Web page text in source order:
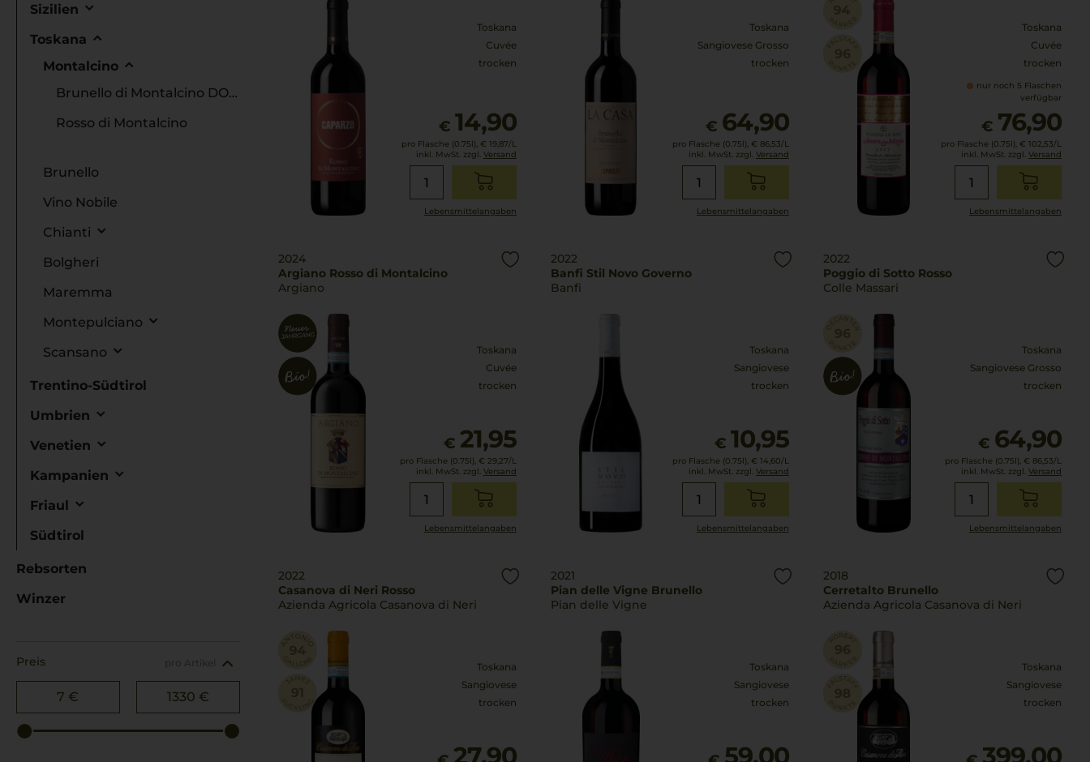
Sizilien
Toskana
Montalcino
Brunello di Montalcino DOCG
Rosso di Montalcino
Brunello
Vino Nobile
Chianti
Bolgheri
Maremma
Montepulciano
Scansano
Trentino-Südtirol
Umbrien
Venetien
Kampanien
Friaul
Südtirol
Rebsorten
Winzer
Preis
7 € 1330 €
Toskana
Cuvée
trocken
€ 14,90
pro Flasche (0.75l), € 19,87/L
inkl. MwSt. zzgl. Versand
Lebensmittel­angaben
Toskana
Sangiovese Grosso
trocken
€ 64,90
pro Flasche (0.75l), € 86,53/L
inkl. MwSt. zzgl. Versand
Lebensmittel­angaben
Toskana
Cuvée
trocken
nur noch 5 Flaschen
verfügbar
€ 76,90
pro Flasche (0.75l), € 102,53/L
inkl. MwSt. zzgl. Versand
Lebensmittel­angaben
2024
Argiano Rosso di Montalcino
Argiano
Toskana
Cuvée
trocken
€ 21,95
pro Flasche (0.75l), € 29,27/L
inkl. MwSt. zzgl. Versand
Lebensmittel­angaben
2022
Banfi Stil Novo Governo
Banfi
Toskana
Sangiovese
trocken
€ 10,95
pro Flasche (0.75l), € 14,60/L
inkl. MwSt. zzgl. Versand
Lebensmittel­angaben
2022
Poggio di Sotto Rosso
Colle Massari
Toskana
Sangiovese Grosso
trocken
€ 64,90
pro Flasche (0.75l), € 86,53/L
inkl. MwSt. zzgl. Versand
Lebensmittel­angaben
2022
Casanova di Neri Rosso
Azienda Agricola Casanova di Neri
Toskana
Sangiovese
trocken
27,90
2021
Pian delle Vigne Brunello
Pian delle Vigne
Toskana
Sangiovese
trocken
59,00
2018
Cerretalto Brunello
Azienda Agricola Casanova di Neri
Toskana
Sangiovese
trocken
399,00